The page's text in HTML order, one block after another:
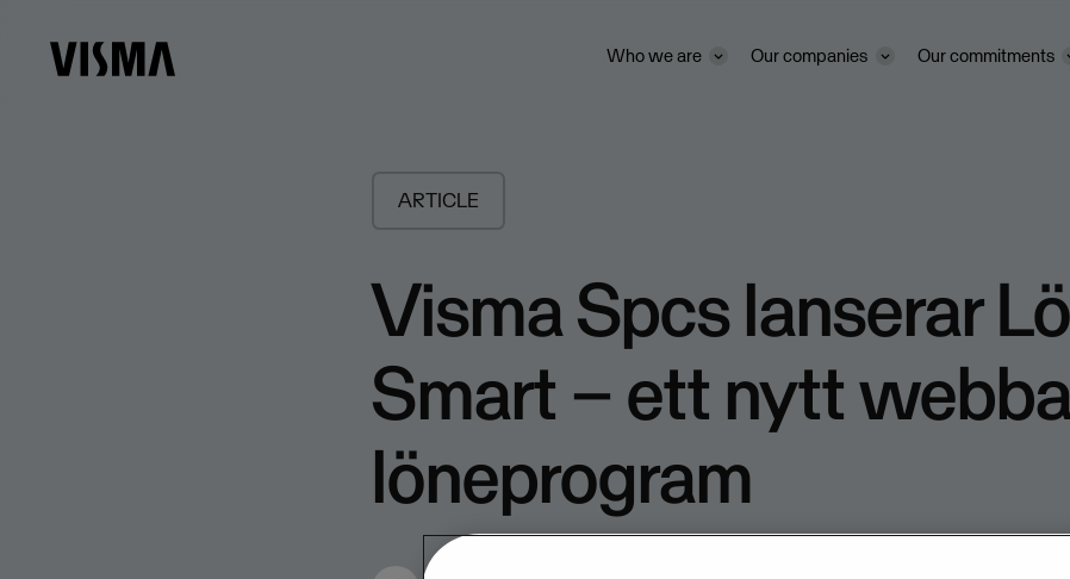
Who we are Our companies Our commitments
ARTICLE
Visma Spcs lanserar
Smart – ett nytt
löneprogram